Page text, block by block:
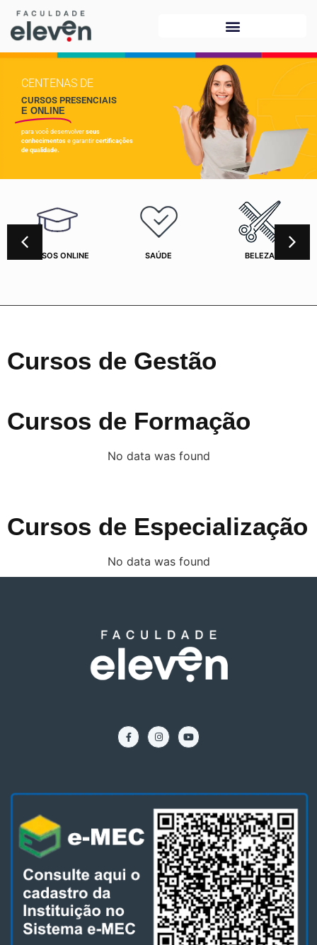
CENTENAS DE
CURSOS PRESENCIAIS
E ONLINE
para você desenvolver seus
conhecimentos e garantir certificações
de qualidade.
CURSOS ONLINE SAÚDE BELEZA
Cursos de Gestão
Cursos de Formação
No data was found
Cursos de Especialização
No data was found